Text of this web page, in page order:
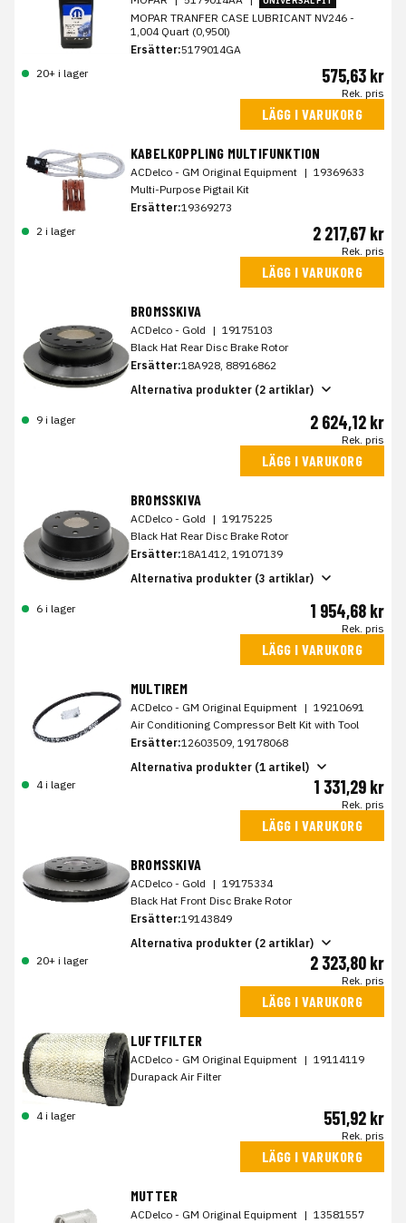
MOPAR TRANFER CASE LUBRICANT NV246 -
1,004 Quart (0,950l)
Ersätter:5179014GA
20+ i lager
575,63 kr
Rek. pris
LÄGG I VARUKORG
KABELKOPPLING MULTIFUNKTION
ACDelco - GM Original Equipment | 19369633
Multi-Purpose Pigtail Kit
Ersätter:19369273
2 i lager
2 217,67 kr
Rek. pris
LÄGG I VARUKORG
BROMSSKIVA
ACDelco - Gold | 19175103
Black Hat Rear Disc Brake Rotor
Ersätter:18A928, 88916862
Alternativa produkter (2 artiklar)
9 i lager 2 624,12 kr
Rek. pris
LÄGG I VARUKORG
BROMSSKIVA
ACDelco - Gold | 19175225
Black Hat Rear Disc Brake Rotor
Ersätter:18A1412, 19107139
Alternativa produkter (3 artiklar)
6 i lager 1 954,68 kr
Rek. pris
LÄGG I VARUKORG
MULTIREM
ACDelco - GM Original Equipment | 19210691
Air Conditioning Compressor Belt Kit with Tool
Ersätter:12603509, 19178068
Alternativa produkter (1 artikel)
4 i lager
1 331,29 kr
Rek. pris
LÄGG I VARUKORG
BROMSSKIVA
ACDelco - Gold | 19175334
Black Hat Front Disc Brake Rotor
Ersätter:19143849
Alternativa produkter (2 artiklar)
20+ i lager
2 323,80 kr
Rek. pris
LÄGG I VARUKORG
LUFTFILTER
ACDelco - GM Original Equipment | 19114119
Durapack Air Filter
4 i lager 551,92 kr
Rek. pris
LÄGG I VARUKORG
MUTTER
ACDelco - GM Original Equipment | 13581557